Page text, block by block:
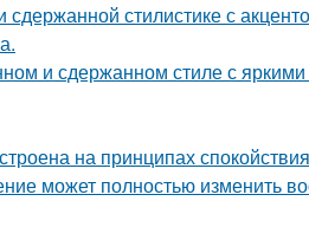
стилистике с
и сдержанном стиле с
на принципах
может полностью изменить